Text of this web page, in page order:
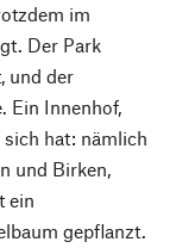
im
Der Park
und der
Ein Innenhof,
hat: nämlich
und Birken,
ein
gepflanzt.